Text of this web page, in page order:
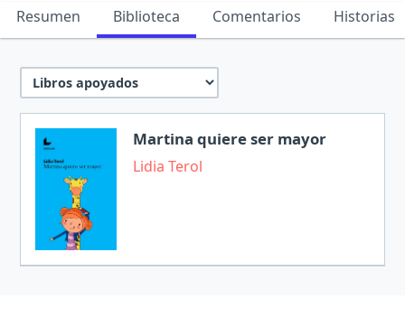
Resumen Biblioteca Comentarios Historias
Martina quiere ser mayor
Lidia Terol